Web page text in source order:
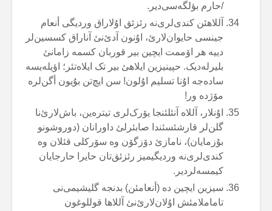
/حارم بؤلگەسی‌دیر.
آللاهئن کندی‌لری‌نە رئزئق اۇلاراق وردیگی أنعام
جینسی حایوان‌لارئ، اۇنون آدئ‌نئ آناراق کسسین‌لر
دییە هر اۆممت ایچین بیر قوربان کسمە زامانئ
بلیرلەدیک. حپینیزین ایلاهئ بیر تک ایلاەتئر؛ اؤیلەیسە
سادەجە اۇنا تسلیم اۇلون! سن ایچ‌تن بۇیون أگن‌لرە
مۆژدە ور!
اۇنلار، آللاە آنئلئنجا یۆرک‌لری تیترەین، باش‌لارئ‌نا
گلن‌لر قارشئسئندا صابئرلئ داورانان (دوروشونو
بۇزمایان)، نامازئ دۆزگۆن وە سۆرکلی قئلان وە
کندی‌لری‌نە وردیگیمیز رئزئق‌تان حایرا حارجایان
کیمسەلردیر.
سیزین ایچین دە (أنعامئن) بدنجە گلیشیمی‌نی
تاماملامئش اۇلان‌لارئ‌نئ آللاها قوللوغون